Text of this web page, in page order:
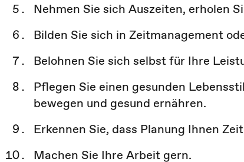
Nehmen Sie sich Auszeiten, erholen
Bilden Sie sich in Zeitmanagement
Belohnen Sie sich selbst für Ihre
Pflegen Sie einen gesunden
bewegen und gesund ernähren.
Erkennen Sie, dass Planung Ihnen
Machen Sie Ihre Arbeit gern.